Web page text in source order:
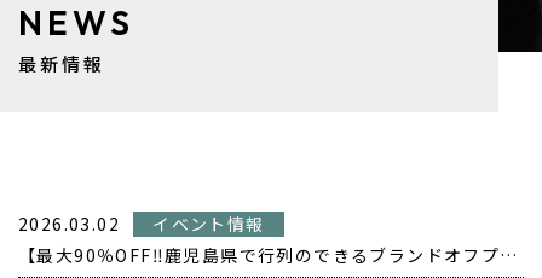
NEWS
最新情報
2026.03.02
イベント情報
【最大90％OFF‼️鹿児島県で行列のできるブランドオフプライス POPUP開催❗️】